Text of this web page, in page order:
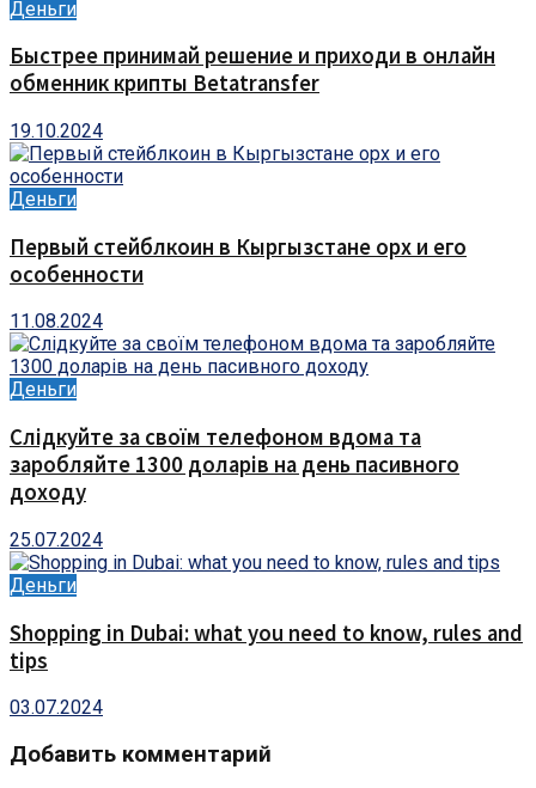
Деньги
Быстрее принимай решение и приходи в онлайн
обменник крипты Betatransfer
19.10.2024
Деньги
Первый стейблкоин в Кыргызстане opx и его
особенности
11.08.2024
Деньги
Слідкуйте за своїм телефоном вдома та
заробляйте 1300 доларів на день пасивного
доходу
25.07.2024
Деньги
Shopping in Dubai: what you need to know, rules and
tips
03.07.2024
Добавить комментарий